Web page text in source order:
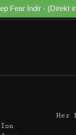
Fear İndir - (Direkt
Her